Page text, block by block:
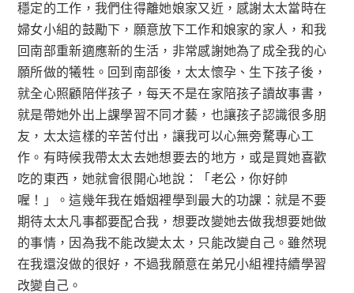
穩定的工作，我們住得離她娘家又近，感謝太太當時在
婦女小組的鼓勵下，願意放下工作和娘家的家人，和我
回南部重新適應新的生活，非常感謝她為了成全我的心
願所做的犧牲。回到南部後，太太懷孕、生下孩子後，
就全心照顧陪伴孩子，每天不是在家陪孩子讀故事書，
就是帶她外出上課學習不同才藝，也讓孩子認識很多朋
友，太太這樣的辛苦付出，讓我可以心無旁騖專心工
作。有時候我帶太太去她想要去的地方，或是買她喜歡
吃的東西，她就會很開心地說：「老公，你好帥
喔！」。這幾年我在婚姻裡學到最大的功課：就是不要
期待太太凡事都要配合我，想要改變她去做我想要她做
的事情，因為我不能改變太太，只能改變自己。雖然現
在我還沒做的很好，不過我願意在弟兄小組裡持續學習
改變自己。